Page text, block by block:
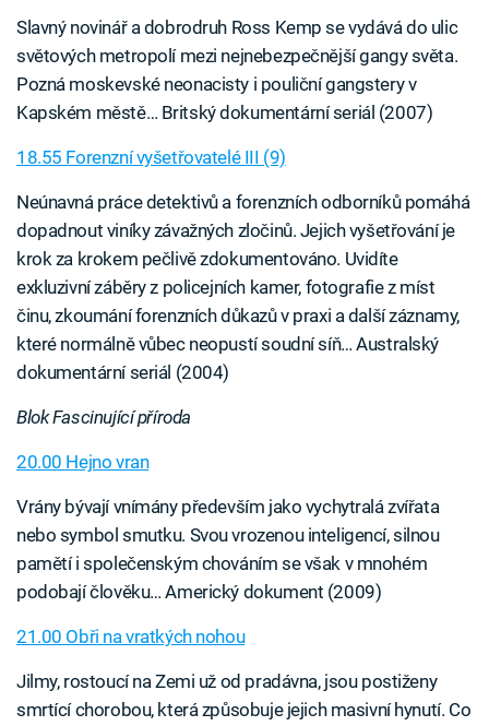
Slavný novinář a dobrodruh Ross Kemp se vydává do ulic
světových metropolí mezi nejnebezpečnější gangy světa.
Pozná moskevské neonacisty i pouliční gangstery v
Kapském městě… Britský dokumentární seriál (2007)
18.55 Forenzní vyšetřovatelé III (9)
Neúnavná práce detektivů a forenzních odborníků pomáhá
dopadnout viníky závažných zločinů. Jejich vyšetřování je
krok za krokem pečlivě zdokumentováno. Uvidíte
exkluzivní záběry z policejních kamer, fotografie z míst
činu, zkoumání forenzních důkazů v praxi a další záznamy,
které normálně vůbec neopustí soudní síň… Australský
dokumentární seriál (2004)
Blok Fascinující příroda
20.00 Hejno vran
Vrány bývají vnímány především jako vychytralá zvířata
nebo symbol smutku. Svou vrozenou inteligencí, silnou
pamětí i společenským chováním se však v mnohém
podobají člověku… Americký dokument (2009)
21.00 Obři na vratkých nohou
Jilmy, rostoucí na Zemi už od pradávna, jsou postiženy
smrtící chorobou, která způsobuje jejich masivní hynutí. Co